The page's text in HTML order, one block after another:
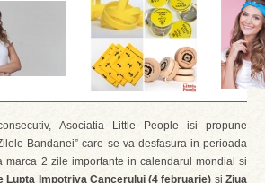
Asociatia Little People isi propune
Bandanei” care se va desfasura in perioada
marca 2 zile importante in calendarul mondial si
Lupta Impotriva Cancerului (4 februarie) siZiua